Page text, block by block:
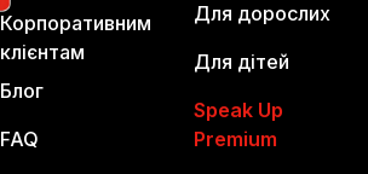
Корпоративним
клієнтам
Блог
FAQ
Для дорослих
Для дітей
Speak Up
Premium